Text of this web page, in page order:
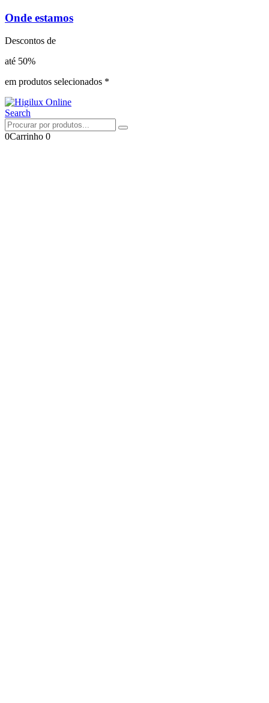
Onde estamos
Descontos de
até 50%
em produtos selecionados *
Search
0Carrinho 0